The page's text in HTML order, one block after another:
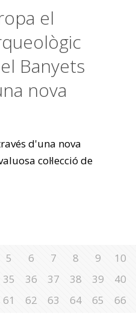
el
Banyets
nova
d'una nova
col·lecció de
5 6 7 8 9 10
35 36 37 38 39 40
61
62 63 64 65 66